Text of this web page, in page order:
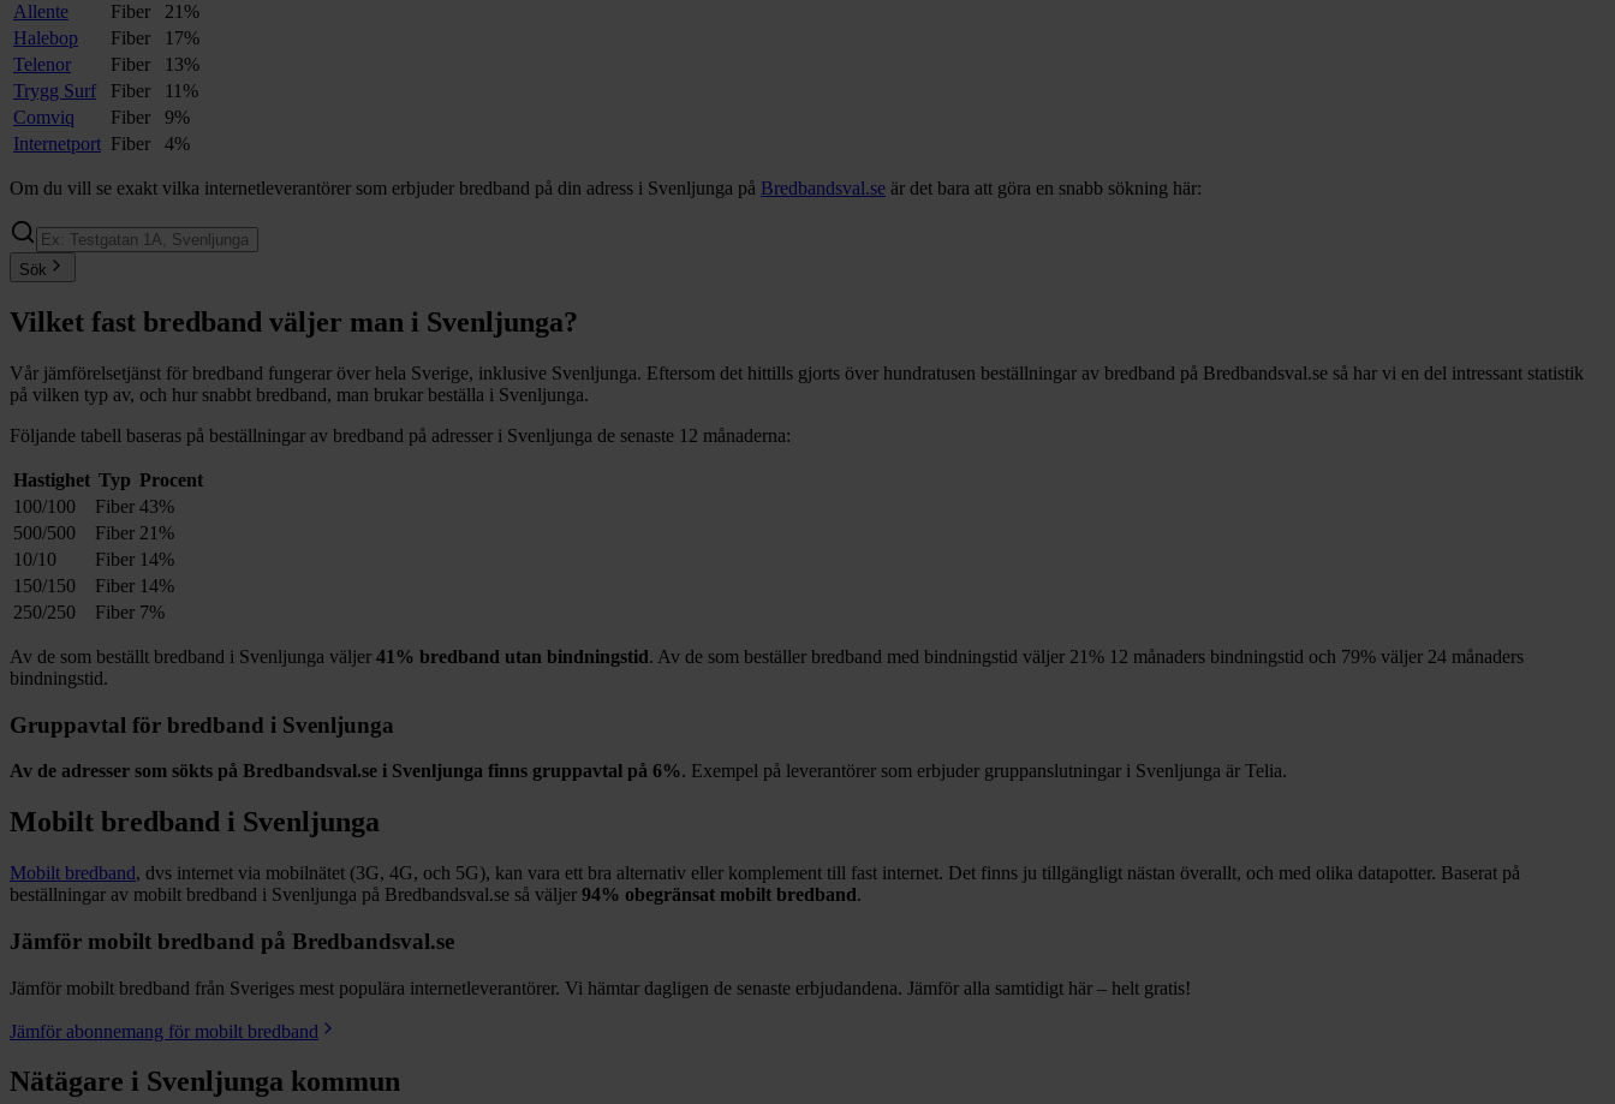
Allente
Fiber
21%
Halebop
Fiber
17%
Telenor
Fiber
13%
Trygg Surf
Fiber
11%
Comviq
Fiber
9%
Internetport Fiber 4%
Om du vill se exakt vilka internetleverantörer som erbjuder bredband på din adress i Svenljunga på Bredbandsval.se är det bara att göra en snabb sökning här:
Sök
Vilket fast bredband väljer man i Svenljunga?
Vår jämförelsetjänst för bredband fungerar över hela Sverige, inklusive Svenljunga. Eftersom det hittills gjorts över hundratusen beställningar av bredband på Bredbandsval.se så har vi en del intressant statistik
på vilken typ av, och hur snabbt bredband, man brukar beställa i Svenljunga.
Följande tabell baseras på beställningar av bredband på adresser i Svenljunga de senaste 12 månaderna:
Hastighet Typ Procent
100/100
Fiber 43%
500/500
Fiber 21%
10/10
Fiber 14%
150/150
Fiber 14%
250/250
Fiber 7%
Av de som beställt bredband i Svenljunga väljer 41% bredband utan bindningstid. Av de som beställer bredband med bindningstid väljer 21% 12 månaders bindningstid och 79% väljer 24 månaders
bindningstid.
Gruppavtal för bredband i Svenljunga
Av de adresser som sökts på Bredbandsval.se i Svenljunga finns gruppavtal på 6%. Exempel på leverantörer som erbjuder gruppanslutningar i Svenljunga är Telia.
Mobilt bredband i Svenljunga
Mobilt bredband, dvs internet via mobilnätet (3G, 4G, och 5G), kan vara ett bra alternativ eller komplement till fast internet. Det finns ju tillgängligt nästan överallt, och med olika datapotter. Baserat på
beställningar av mobilt bredband i Svenljunga på Bredbandsval.se så väljer 94% obegränsat mobilt bredband.
Jämför mobilt bredband på Bredbandsval.se
Jämför mobilt bredband från Sveriges mest populära internetleverantörer. Vi hämtar dagligen de senaste erbjudandena. Jämför alla samtidigt här – helt gratis!
Jämför abonnemang för mobilt bredband
Nätägare i Svenljunga kommun